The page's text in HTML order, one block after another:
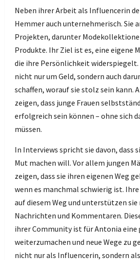
Neben ihrer Arbeit als Influencerin
Hemmer auch unternehmerisch. Sie
Projekten, darunter
Produkte. Ihr Ziel ist es, eine eigene
die ihre Persönlichkeit widerspiegelt.
nicht nur um Geld, sondern auch
schaffen, worauf sie stolz sein kann.
zeigen, dass junge Frauen
erfolgreich sein können – ohne sich
müssen.
In Interviews spricht sie davon, dass
Mut machen will. Vor allem jungen
zeigen, dass sie ihren eigenen Weg
wenn es manchmal schwierig ist.
auf diesem Weg und unterstützen
Nachrichten und Kommentaren.
ihrer Community ist für Antonia
weiterzumachen und neue Wege zu
nicht nur als Influencerin, sondern